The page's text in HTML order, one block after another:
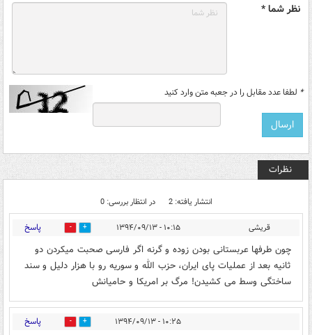
نظر شما *
* لطفا عدد مقابل را در جعبه متن وارد کنید
نظرات
انتشار یافته: 2 در انتظار بررسی: 0
قریشی ۱۰:۱۵ - ۱۳۹۴/۰۹/۱۳ 0 پاسخ
چون طرفها عربستانی بودن زوده و گرنه اگر فارسی صحبت میکردن دو
ثانیه بعد از عملیات پای ایران، حزب الله و سوریه رو با هزار دلیل و سند
ساختگی وسط می کشیدن! مرگ بر امریکا و حامیانش
۱۰:۲۵ - ۱۳۹۴/۰۹/۱۳ 0 پاسخ